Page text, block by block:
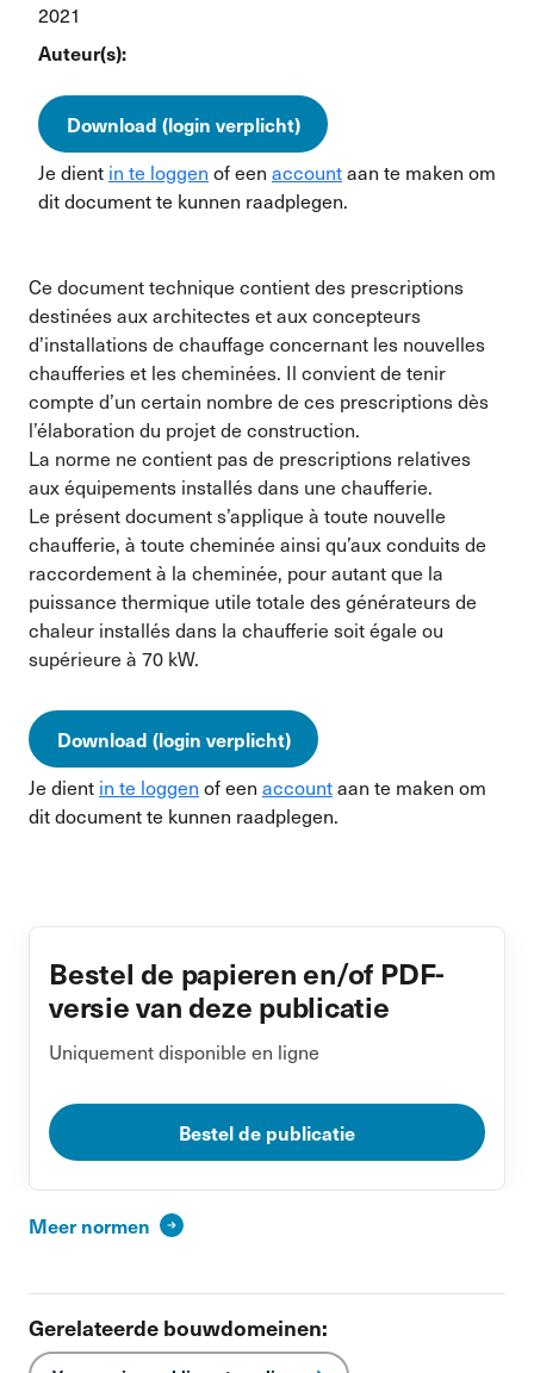
2021
Auteur(s):
Download (login verplicht)
Je dient in te loggen of een accountaan te maken om
dit document te kunnen raadplegen.
Ce document technique contient des prescriptions
destinées aux architectes et aux concepteurs
d’installations de chauffage concernant les nouvelles
chaufferies et les cheminées. Il convient de tenir
compte d’un certain nombre de ces prescriptions dès
l’élaboration du projet de construction.
La norme ne contient pas de prescriptions relatives
aux équipements installés dans une chaufferie.
Le présent document s’applique à toute nouvelle
chaufferie, à toute cheminée ainsi qu’aux conduits de
raccordement à la cheminée, pour autant que la
puissance thermique utile totale des générateurs de
chaleur installés dans la chaufferie soit égale ou
supérieure à 70 kW.
Download (login verplicht)
Je dient in te loggen of een accountaan te maken om
dit document te kunnen raadplegen.
Bestel de papieren en/of PDF-
versie van deze publicatie
Uniquement disponible en ligne
Bestel de publicatie
Meer normen
Gerelateerde bouwdomeinen: